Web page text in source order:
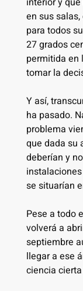
en sus
para todos
27 grados
permitida en
tomar la
Y así,
ha pasado.
problema
que dada su
deberían y
se situarían
Pese a todo
volverá a
septiembre
llegar a ese
ciencia